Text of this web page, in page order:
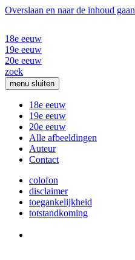
Overslaan en naar de inhoud gaan
18e eeuw
19e eeuw
20e eeuw
zoek
menu sluiten
18e eeuw
19e eeuw
20e eeuw
Alle afbeeldingen
Auteur
Contact
colofon
disclaimer
toegankelijkheid
totstandkoming